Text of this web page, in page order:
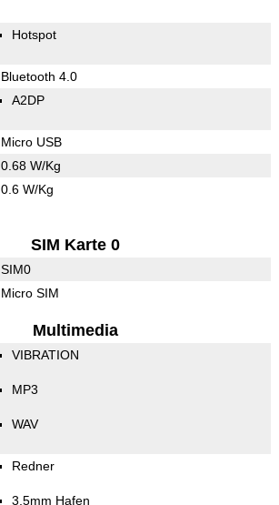
Hotspot
Bluetooth 4.0
A2DP
Micro USB
0.68 W/Kg
0.6 W/Kg
SIM Karte 0
SIM0
Micro SIM
Multimedia
VIBRATION
MP3
WAV
Redner
3,5mm Hafen